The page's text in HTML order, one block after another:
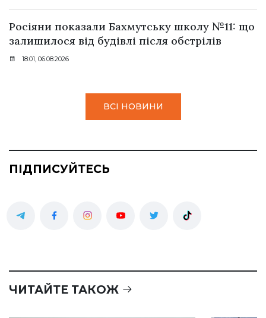
Росіяни показали Бахмутську школу №11: що
залишилося від будівлі після обстрілів
18:01, 06.08.2026
ВСІ НОВИНИ
ПІДПИСУЙТЕСЬ
ЧИТАЙТЕ ТАКОЖ